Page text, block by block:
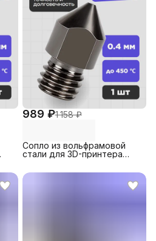
989 ₽1 158 ₽
Сопло из вольфрамовой
стали для 3D-принтера